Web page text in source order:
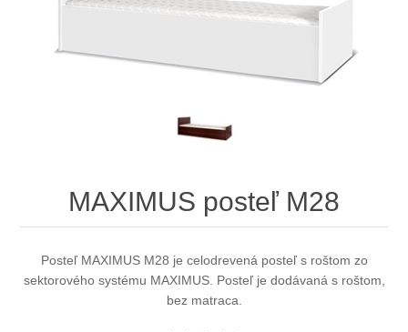
MAXIMUS posteľ M28
Posteľ MAXIMUS M28 je celodrevená posteľ s roštom zo
sektorového systému MAXIMUS. Posteľ je dodávaná s roštom,
bez matraca.